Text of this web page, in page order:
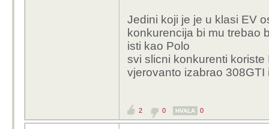
Jedini koji je je u klasi EV
konkurencija bi mu trebao
isti kao Polo
svi slicni konkurenti
vjerovanto izabrao
2 0 HVALA 0